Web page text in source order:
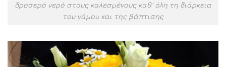
δροσερό νερό στους καλεσμένους καθ’ όλη τη διάρκεια
του γάμου και της βάπτισης